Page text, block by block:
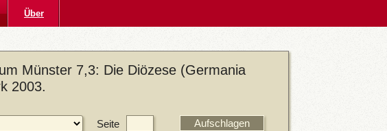
Über
Münster 7,3: Die Diözese (Germania
2003.
Seite